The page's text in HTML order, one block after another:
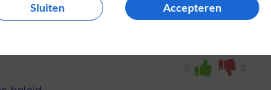
mijn hond is er dol op en ik
enorm.
0 0
Sluiten Accepteren